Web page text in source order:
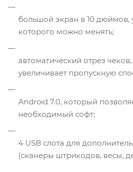
большой экран в 10 дюймов,
которого можно менять;
автоматический отрез
увеличивает пропускную
Android 7.0, который
необходимый софт;
4 USB слота для
(сканеры штрикодов, весы,